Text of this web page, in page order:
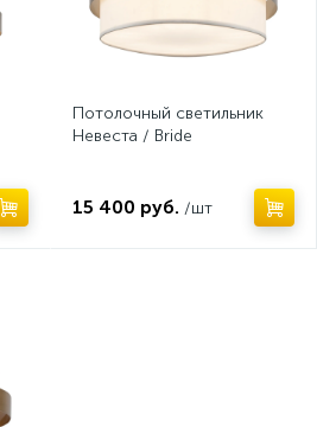
Потолочный светильник
Невеста / Bride
15 400 руб. /шт